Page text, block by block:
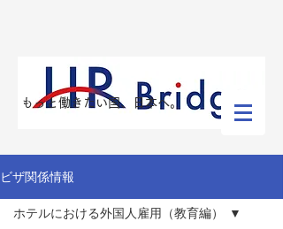
​もっと働きたい国、日本へ。
ビザ関係情報
ホテルにおける外国人雇用（教育編）